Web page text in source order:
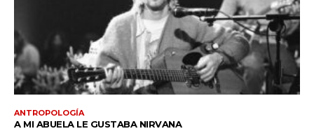
ANTROPOLOGÍA
A MI ABUELA LE GUSTABA NIRVANA